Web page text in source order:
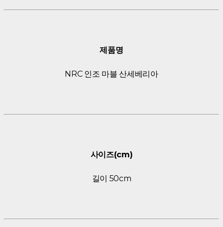
제품명
NRC 인조 마블 산세베리아
사이즈(cm)
길이 50cm